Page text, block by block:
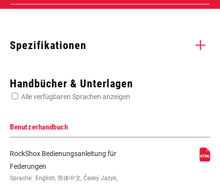
Spezifikationen
LAUFRADGRÖSSE
Handbücher & Unterlagen
Alle verfügbaren Sprachen anzeigen
Benutzerhandbuch
RockShox Bedienungsanleitung für
Federungen
Sprache: English, 简体中文, Český Jazyk,